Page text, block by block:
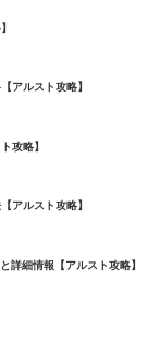
アルスト攻略】
攻略】
アルスト攻略】
詳細情報【アルスト攻略】